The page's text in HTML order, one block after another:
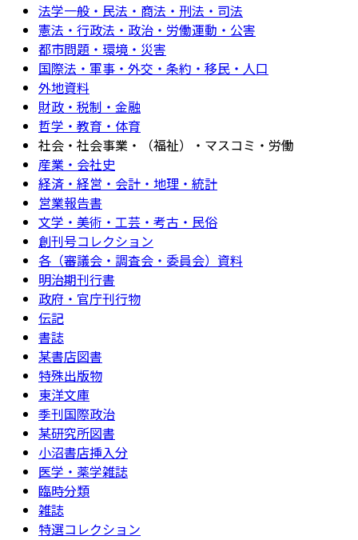
法学一般・民法・商法・刑法・司法
憲法・行政法・政治・労働運動・公害
都市問題・環境・災害
国際法・軍事・外交・条約・移民・人口
外地資料
財政・税制・金融
哲学・教育・体育
社会・社会事業・（福祉）・マスコミ・労働
産業・会社史
経済・経営・会計・地理・統計
営業報告書
文学・美術・工芸・考古・民俗
創刊号コレクション
各（審議会・調査会・委員会）資料
明治期刊行書
政府・官庁刊行物
伝記
書誌
某書店図書
特殊出版物
東洋文庫
季刊国際政治
某研究所図書
小沼書店挿入分
医学・薬学雑誌
臨時分類
雑誌
特選コレクション